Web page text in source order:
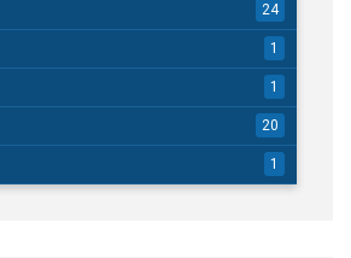
24
1
1
20
1